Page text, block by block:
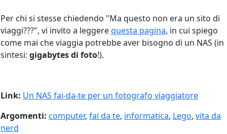
Per chi si stesse chiedendo "Ma questo non era un sito di
viaggi???", vi invito a leggerequesta pagina, in cui spiego
come mai che viaggia potrebbe aver bisogno di un NAS (in
sintesi: gigabytes di foto!).
Link: Un NAS fai-da-te per un fotografo viaggiatore
Argomenti: computer, fai da te, informatica, Lego, vita da
nerd